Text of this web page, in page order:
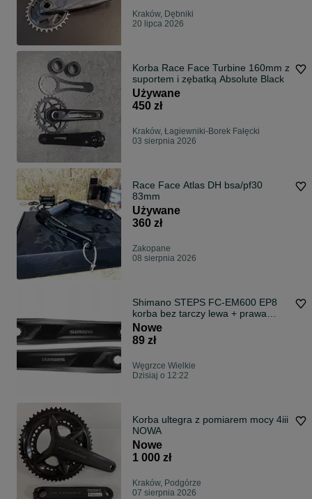
Kraków, Dębniki
20 lipca 2026
Korba Race Face Turbine 160mm z
suportem i zębatką Absolute Black
Używane
450 zł
Kraków, Łagiewniki-Borek Fałęcki
03 sierpnia 2026
Race Face Atlas DH bsa/pf30
83mm
Używane
360 zł
Zakopane
08 sierpnia 2026
Shimano STEPS FC-EM600 EP8
korba bez tarczy lewa + prawa
170mm
Nowe
89 zł
Węgrzce Wielkie
Dzisiaj o 12:22
Korba ultegra z pomiarem mocy 4iii
NOWA
Nowe
1 000 zł
Kraków, Podgórze
07 sierpnia 2026